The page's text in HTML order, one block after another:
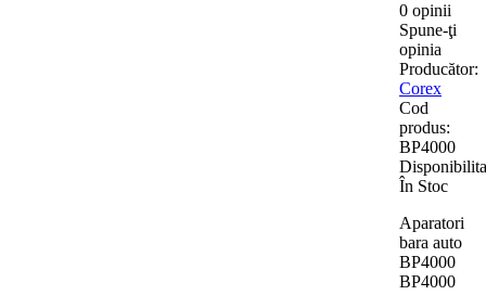
0 opinii
Spune-ţi
opinia
Producător:
Corex
Cod
produs:
BP4000
În Stoc
Aparatori
bara auto
BP4000
BP4000